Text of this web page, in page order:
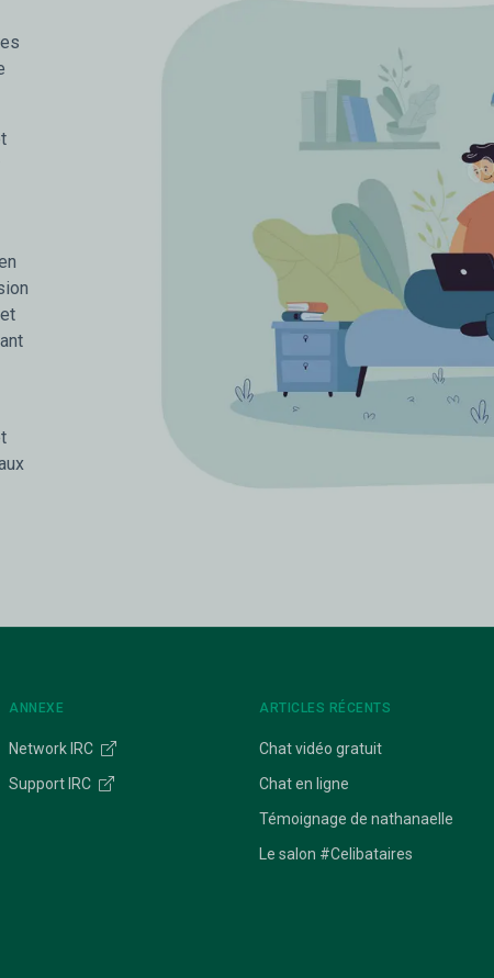
ANNEXE
Network IRC
Support IRC
ARTICLES RÉCENTS
Chat vidéo gratuit
Chat en ligne
Témoignage de nathanaelle
Le salon #Celibataires